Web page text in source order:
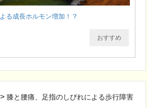
る成長ホルモン増加！？
おすすめ
> 膝と腰痛、足指のしびれによる歩行障害